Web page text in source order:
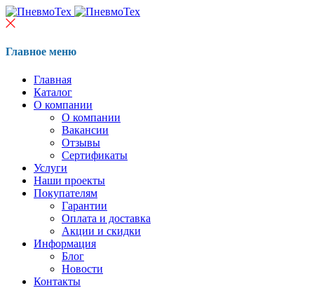
Главное меню
Главная
Каталог
О компании
О компании
Вакансии
Отзывы
Сертификаты
Услуги
Наши проекты
Покупателям
Гарантии
Оплата и доставка
Акции и скидки
Информация
Блог
Новости
Контакты